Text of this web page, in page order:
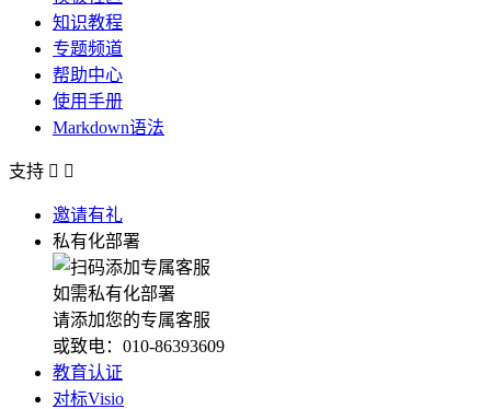
知识教程
专题频道
帮助中心
使用手册
Markdown语法
支持  
邀请有礼
私有化部署
如需私有化部署
请添加您的专属客服
或致电：010-86393609
教育认证
对标Visio